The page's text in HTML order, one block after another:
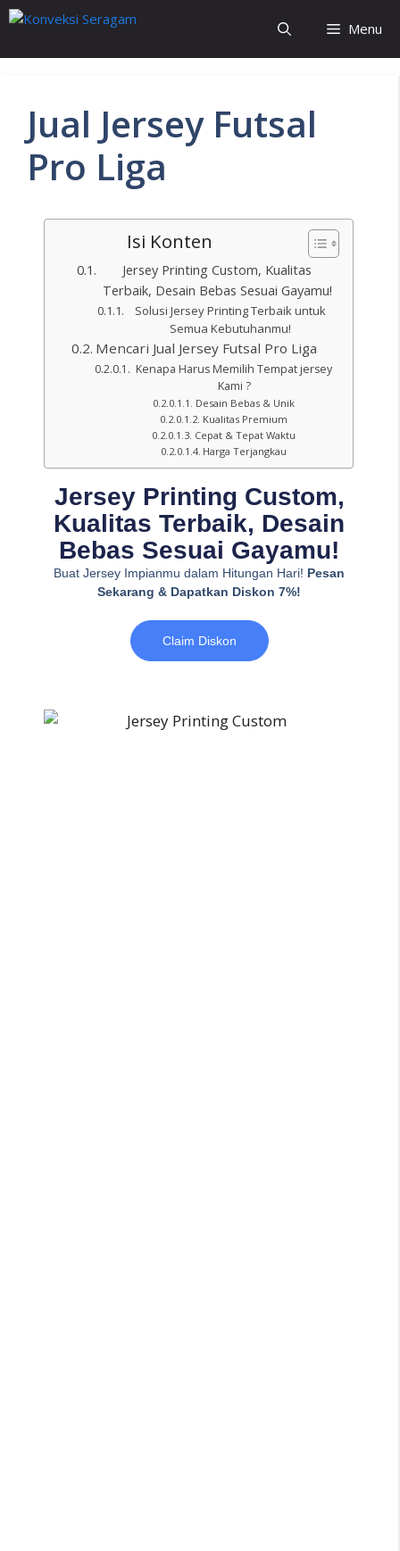
Menu
Jual Jersey Futsal
Pro Liga
Isi Konten
Jersey Printing Custom, Kualitas
Terbaik, Desain Bebas Sesuai Gayamu!
Solusi Jersey Printing Terbaik untuk
Semua Kebutuhanmu!
Mencari Jual Jersey Futsal Pro Liga
Kenapa Harus Memilih Tempat jersey
Kami ?
Desain Bebas & Unik
Kualitas Premium
Cepat & Tepat Waktu
Harga Terjangkau
Jersey Printing Custom,
Kualitas Terbaik, Desain
Bebas Sesuai Gayamu!
Buat Jersey Impianmu dalam Hitungan Hari! Pesan
Sekarang & Dapatkan Diskon 7%!
Claim Diskon